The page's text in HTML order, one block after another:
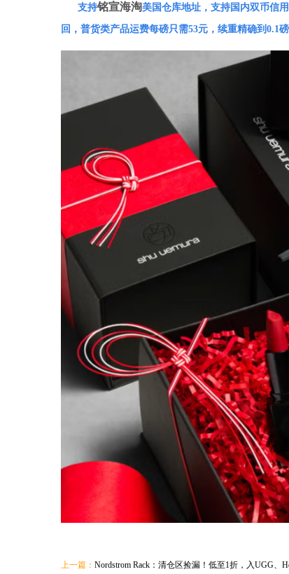
支持铭宣海淘美国仓库地址，支持国内双币信
回，普货类产品运费每磅只需53元，续重精确到0.1磅
上一篇： Nordstrom Rack：清仓区捡漏！低至1折，入UGG、